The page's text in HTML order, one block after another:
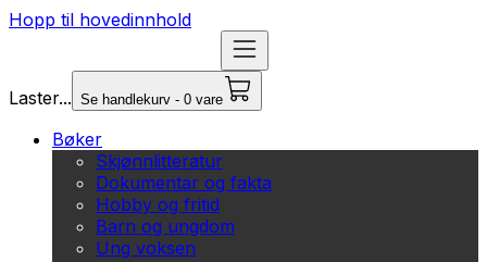
Hopp til hovedinnhold
Laster... Se handlekurv - 0 vare
Bøker
Skjønnlitteratur
Dokumentar og fakta
Hobby og fritid
Barn og ungdom
Ung voksen